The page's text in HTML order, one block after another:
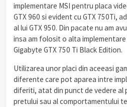
implementare MSI pentru placa
GTX 960 si evident cu GTX 750Ti,
al lui GTX 950. Din pacate nu am
insa am folosit o alta
Gigabyte GTX 750 Ti Black Edition.
Utilizarea unor placi din aceeasi
diferente care pot aparea intre
diferiti, atat din punct de vedere al
pretului sau al comportamentului